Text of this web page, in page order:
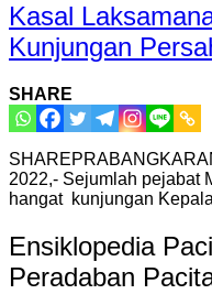
Kasal
Kunjungan
SHARE
2022,- Sejumlah pejabat
hangat kunjungan Kepala
Ensiklopedia
Peradaban